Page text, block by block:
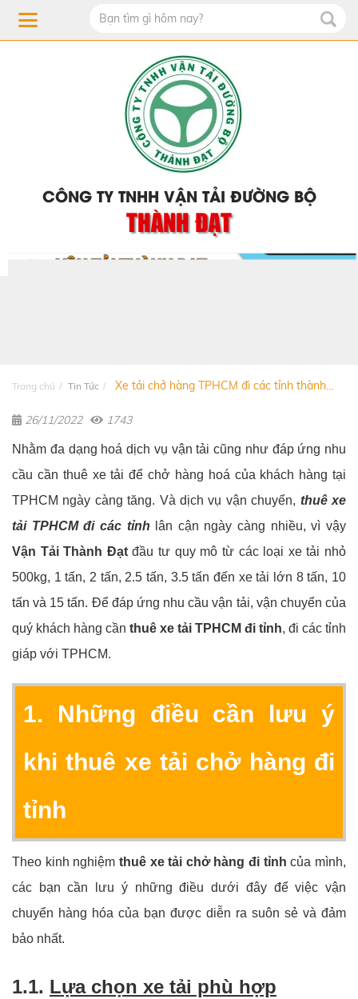
CÔNG TY TNHH VẬN TẢI ĐƯỜNG BỘ
THÀNH ĐẠT
Trang chủ Tin Tức Xe tải chở hàng TPHCM đi các tỉnh thành...
26/11/2022 1743
Nhằm đa dạng hoá dịch vụ vận tải cũng như đáp ứng nhu
cầu cần thuê xe tải để chở hàng hoá của khách hàng tại
TPHCM ngày càng tăng. Và dịch vụ vận chuyển, thuê xe
tải TPHCM đi các tỉnh lân cận ngày càng nhiều, vì vậy
Vận Tải Thành Đạtđầu tư quy mô từ các loại xe tải nhỏ
500kg, 1 tấn, 2 tấn, 2.5 tấn, 3.5 tấn đến xe tải lớn 8 tấn, 10
tấn và 15 tấn. Để đáp ứng nhu cầu vận tải, vận chuyển của
quý khách hàng cần thuê xe tải TPHCM đi tỉnh, đi các tỉnh
giáp với TPHCM.
1. Những điều cần lưu ý
khi thuê xe tải chở hàng đi
tỉnh
Theo kinh nghiệm thuê xe tải chở hàng đi tỉnh của mình,
các bạn cần lưu ý những điều dưới đây để việc vận
chuyển hàng hóa của bạn được diễn ra suôn sẻ và đảm
bảo nhất.
1.1. Lựa chọn xe tải phù hợp